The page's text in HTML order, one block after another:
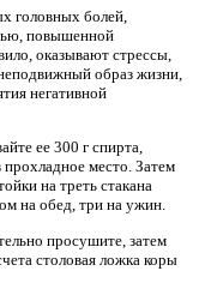
головных болей,
повышенной
оказывают стрессы,
образ жизни,
негативной
ее 300 г спирта,
место. Затем
на треть стакана
на обед, три на ужин.
просушите, затем
столовая ложка коры